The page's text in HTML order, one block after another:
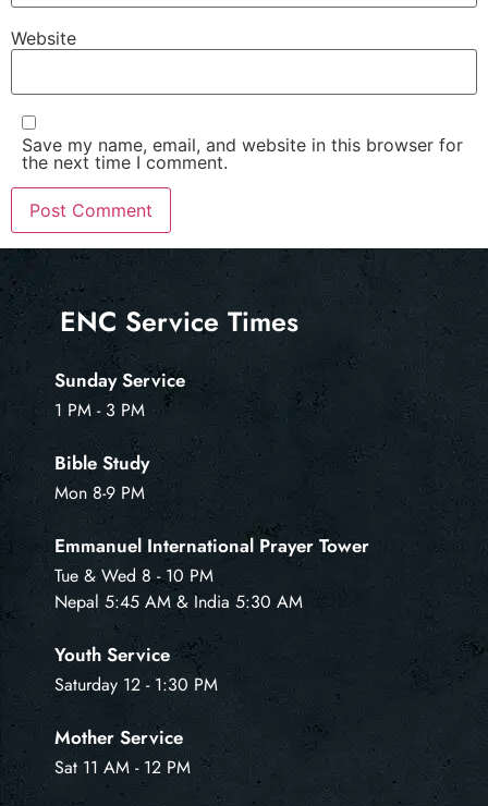
Website
Save my name, email, and website in this browser for
the next time I comment.
ENC Service Times
Sunday Service
1 PM - 3 PM
Bible Study
Mon 8-9 PM
Emmanuel International Prayer Tower
Tue & Wed 8 - 10 PM
Nepal 5:45 AM & India 5:30 AM
Youth Service
Saturday 12 - 1:30 PM
Mother Service
Sat 11 AM - 12 PM